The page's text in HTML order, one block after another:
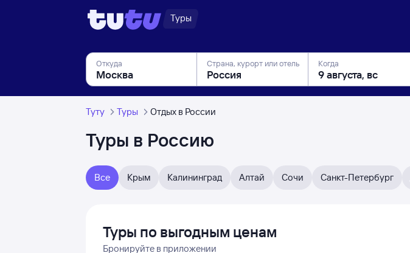
Туры
Откуда Страна, курорт или отель Когда
Туту Туры Отдых в России
Туры в Россию
Все Крым Калининград Алтай Сочи Санкт-Петербург
Туры по выгодным ценам
Бронируйте в приложении